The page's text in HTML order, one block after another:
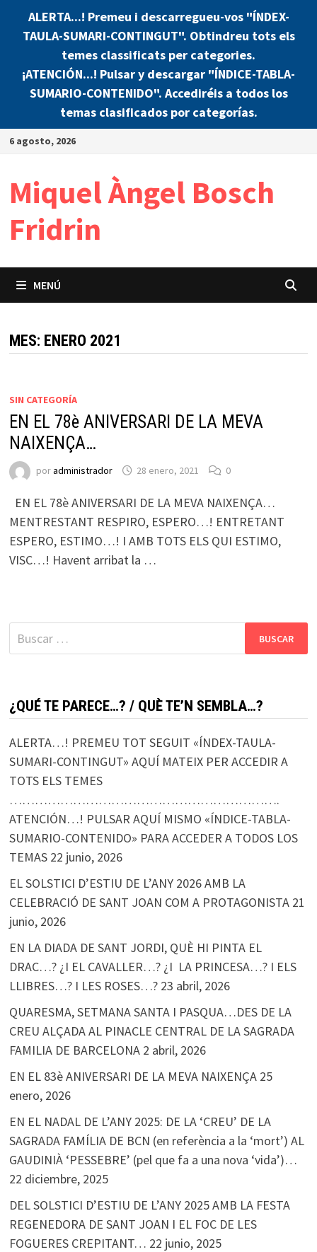
ALERTA...! Premeu i descarregueu-vos "ÍNDEX-
TAULA-SUMARI-CONTINGUT". Obtindreu tots els
temes classificats per categories.
¡ATENCIÓN...! Pulsar y descargar "ÍNDICE-TABLA-
SUMARIO-CONTENIDO". Accediréis a todos los
temas clasificados por categorías.
Saltar
6 agosto, 2026
Miquel Àngel Bosch
Fridrin
MENÚ
MES: ENERO 2021
SIN CATEGORÍA
EN EL 78è ANIVERSARI DE LA MEVA
NAIXENÇA…
poradministrador 28 enero, 2021 0
EN EL 78è ANIVERSARI DE LA MEVA NAIXENÇA…
MENTRESTANT RESPIRO, ESPERO…! ENTRETANT
ESPERO, ESTIMO…! I AMB TOTS ELS QUI ESTIMO,
VISC…! Havent arribat la …
Buscar:
¿QUÉ TE PARECE…? / QUÈ TE’N SEMBLA…?
ALERTA…! PREMEU TOT SEGUIT «ÍNDEX-TAULA-
SUMARI-CONTINGUT» AQUÍ MATEIX PER ACCEDIR A
TOTS ELS TEMES
……………………………………………………….
ATENCIÓN…! PULSAR AQUÍ MISMO «ÍNDICE-TABLA-
SUMARIO-CONTENIDO» PARA ACCEDER A TODOS LOS
TEMAS 22 junio, 2026
EL SOLSTICI D’ESTIU DE L’ANY 2026 AMB LA
CELEBRACIÓ DE SANT JOAN COM A PROTAGONISTA 21
junio, 2026
EN LA DIADA DE SANT JORDI, QUÈ HI PINTA EL
DRAC…? ¿I EL CAVALLER…? ¿I LA PRINCESA…? I ELS
LLIBRES…? I LES ROSES…? 23 abril, 2026
QUARESMA, SETMANA SANTA I PASQUA…DES DE LA
CREU ALÇADA AL PINACLE CENTRAL DE LA SAGRADA
FAMILIA DE BARCELONA 2 abril, 2026
EN EL 83è ANIVERSARI DE LA MEVA NAIXENÇA 25
enero, 2026
EN EL NADAL DE L’ANY 2025: DE LA ‘CREU’ DE LA
SAGRADA FAMÍLIA DE BCN (en referència a la ‘mort’) AL
GAUDINIÀ ‘PESSEBRE’ (pel que fa a una nova ‘vida’)…
22 diciembre, 2025
DEL SOLSTICI D’ESTIU DE L’ANY 2025 AMB LA FESTA
REGENEDORA DE SANT JOAN I EL FOC DE LES
FOGUERES CREPITANT… 22 junio, 2025